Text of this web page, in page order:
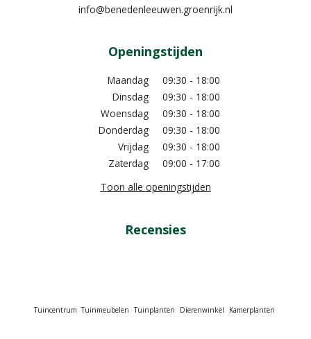
info@benedenleeuwen.groenrijk.nl
Openingstijden
Maandag
09:30 - 18:00
Dinsdag
09:30 - 18:00
Woensdag
09:30 - 18:00
Donderdag
09:30 - 18:00
Vrijdag
09:30 - 18:00
Zaterdag
09:00 - 17:00
Toon alle openingstijden
Recensies
Tuincentrum Tuinmeubelen Tuinplanten Dierenwinkel Kamerplanten